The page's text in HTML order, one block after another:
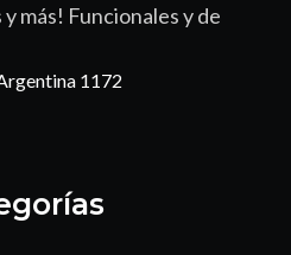
más! Funcionales y de
1172